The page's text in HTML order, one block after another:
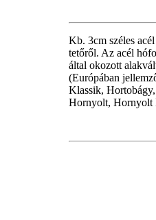
Kb. 3cm széles
tetőről. Az acél
által okozott
(Európában
Klassik,
Hornyolt, Hornyolt